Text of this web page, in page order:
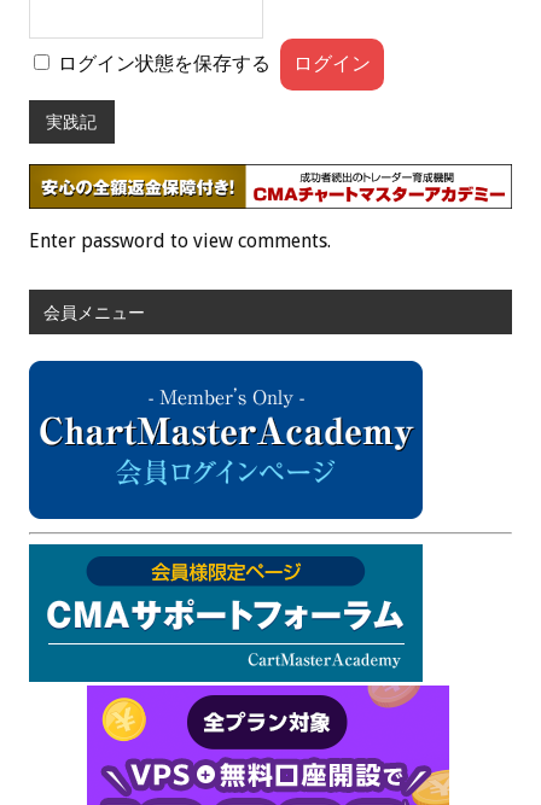
ログイン状態を保存する
実践記
Enter password to view comments.
会員メニュー